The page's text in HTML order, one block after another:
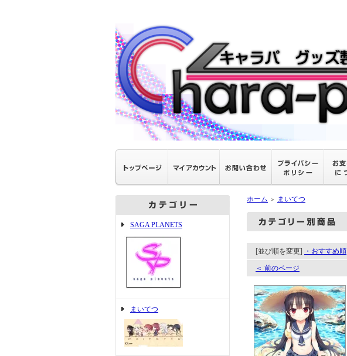
SAGA PLANETS
まいてつ
ホーム ＞ まいてつ
[並び順を変更] ・おすすめ順
＜ 前のページ